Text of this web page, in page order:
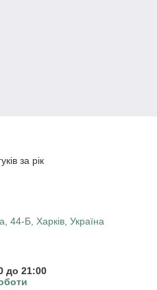
за рік
44-Б, Харків, Україна
до 21:00